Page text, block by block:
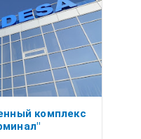
комплекс